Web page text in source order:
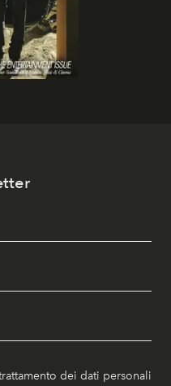
dei dati personali